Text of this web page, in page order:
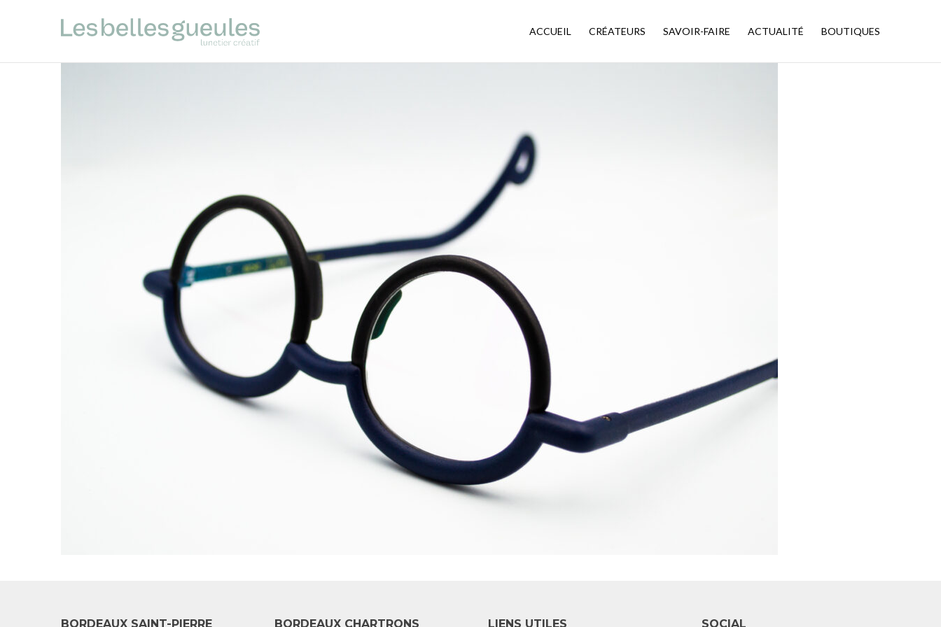
ACCUEIL CRÉATEURS SAVOIR-FAIRE ACTUALITÉ BOUTIQUES
BORDEAUX SAINT-PIERRE BORDEAUX CHARTRONS LIENS UTILES SOCIAL